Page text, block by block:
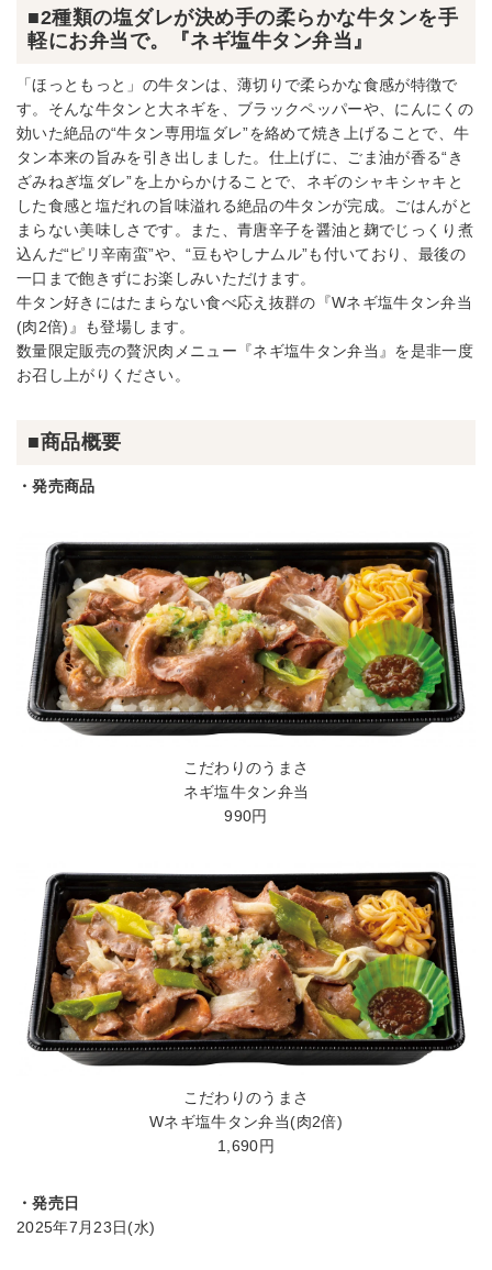
■2種類の塩ダレが決め手の柔らかな牛タンを手
軽にお弁当で。『ネギ塩牛タン弁当』
「ほっともっと」の牛タンは、薄切りで柔らかな食感が特徴で
す。そんな牛タンと大ネギを、ブラックペッパーや、にんにくの
効いた絶品の“牛タン専用塩ダレ”を絡めて焼き上げることで、牛
タン本来の旨みを引き出しました。仕上げに、ごま油が香る“き
ざみねぎ塩ダレ”を上からかけることで、ネギのシャキシャキと
した食感と塩だれの旨味溢れる絶品の牛タンが完成。ごはんがと
まらない美味しさです。また、青唐辛子を醤油と麹でじっくり煮
込んだ“ピリ辛南蛮”や、“豆もやしナムル”も付いており、最後の
一口まで飽きずにお楽しみいただけます。
牛タン好きにはたまらない食べ応え抜群の『Wネギ塩牛タン弁当
(肉2倍)』も登場します。
数量限定販売の贅沢肉メニュー『ネギ塩牛タン弁当』を是非一度
お召し上がりください。
■商品概要
・発売商品
こだわりのうまさ
ネギ塩牛タン弁当
990円
こだわりのうまさ
Wネギ塩牛タン弁当(肉2倍)
1,690円
・発売日
2025年7月23日(水)